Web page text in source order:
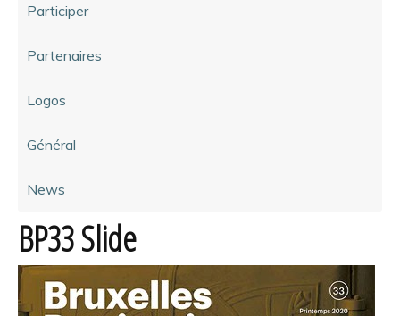
Participer
Partenaires
Logos
Général
News
BP33 Slide